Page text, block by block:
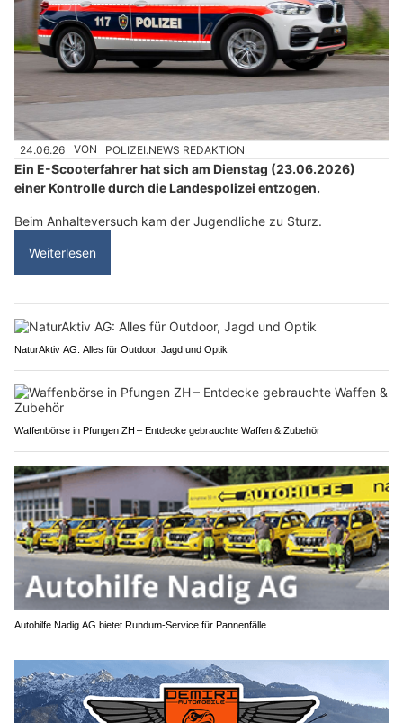
24.06.26 VON POLIZEI.NEWS REDAKTION
Ein E-Scooterfahrer hat sich am Dienstag (23.06.2026)
einer Kontrolle durch die Landespolizei entzogen.
Beim Anhalteversuch kam der Jugendliche zu Sturz.
Weiterlesen
NaturAktiv AG: Alles für Outdoor, Jagd und Optik
Waffenbörse in Pfungen ZH – Entdecke gebrauchte Waffen & Zubehör
Autohilfe Nadig AG bietet Rundum‑Service für Pannenfälle